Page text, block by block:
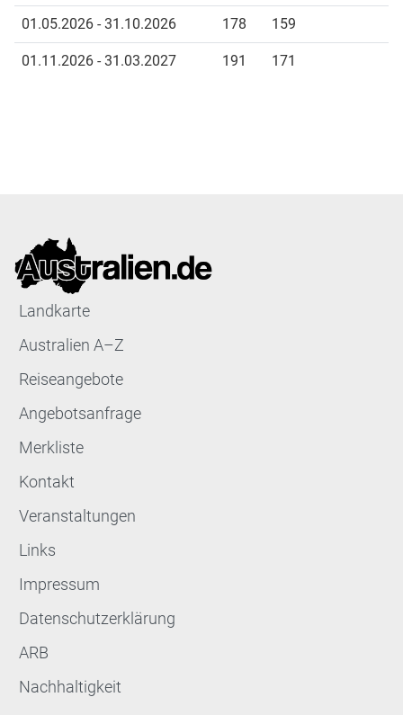
01.05.2026 - 31.10.2026 178 159
01.11.2026 - 31.03.2027 191 171
Landkarte
Australien A–Z
Reiseangebote
Angebotsanfrage
Merkliste
Kontakt
Veranstaltungen
Links
Impressum
Datenschutzerklärung
ARB
Nachhaltigkeit